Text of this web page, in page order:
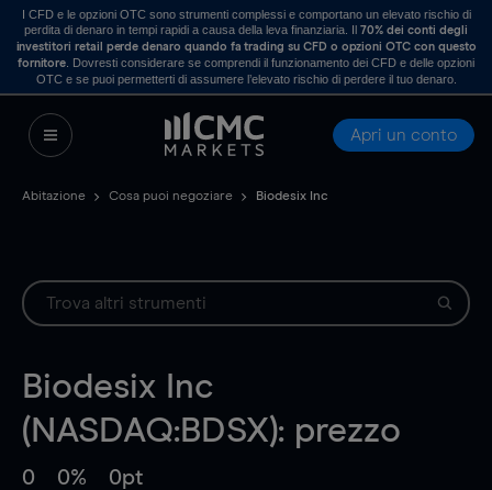
I CFD e le opzioni OTC sono strumenti complessi e comportano un elevato rischio di
perdita di denaro in tempi rapidi a causa della leva finanziaria. Il70% dei conti degli
investitori retail perde denaro quando fa trading su CFD o opzioni OTC con questo
fornitore . Dovresti considerare se comprendi il funzionamento dei CFD e delle opzioni
OTC e se puoi permetterti di assumere l’elevato rischio di perdere il tuo denaro.
Apri un conto
Abitazione Cosa puoi negoziare Biodesix Inc
Biodesix Inc
(NASDAQ:BDSX): prezzo
0 0% 0pt